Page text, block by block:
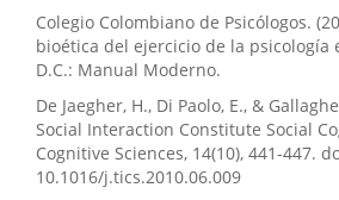
Colegio Colombiano de Psicólogos.
bioética del ejercicio de la psicología
D.C.: Manual Moderno.
De Jaegher, H., Di Paolo, E., &
Social Interaction Constitute Social
Cognitive Sciences, 14(10), 441-447.
10.1016/j.tics.2010.06.009